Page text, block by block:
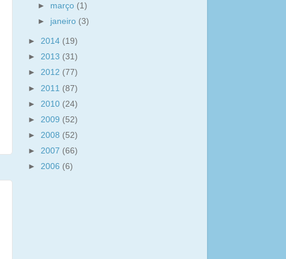
► março (1)
► janeiro (3)
► 2014 (19)
► 2013 (31)
► 2012 (77)
► 2011 (87)
► 2010 (24)
► 2009 (52)
► 2008 (52)
► 2007 (66)
► 2006 (6)